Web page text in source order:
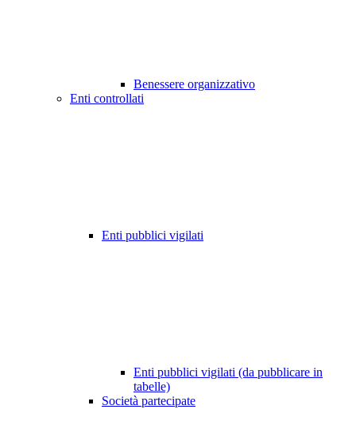
Benessere organizzativo
Enti controllati
Enti pubblici vigilati
Enti pubblici vigilati (da pubblicare in
tabelle)
Società partecipate